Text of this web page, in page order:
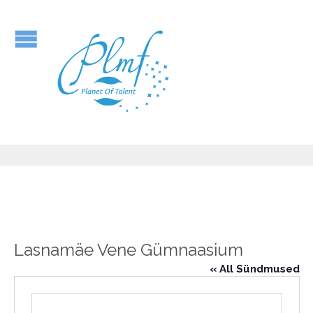
Lasnamäe Vene Gümnaasium
« All Sündmused